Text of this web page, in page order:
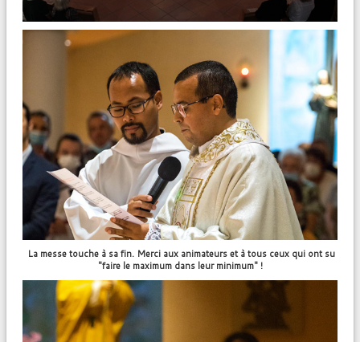
La messe touche à sa fin. Merci aux animateurs et à tous ceux qui ont su
"faire le maximum dans leur minimum" !